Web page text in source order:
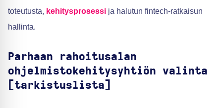
toteutusta, kehitysprosessi ja halutun fintech-ratkaisun
hallinta.
Parhaan rahoitusalan
ohjelmistokehitysyhtiön valinta
[tarkistuslista]